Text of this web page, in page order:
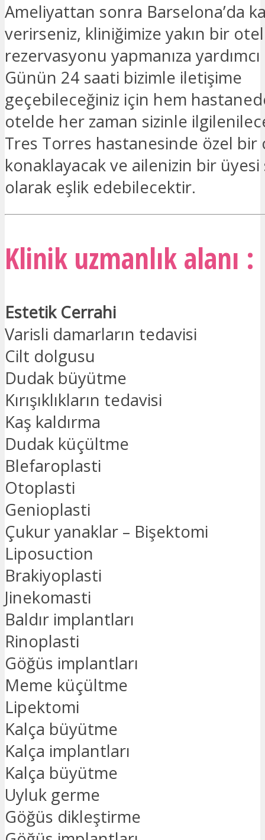
Ameliyattan sonra Barselona’da
verirseniz, kliniğimize yakın bir otel
rezervasyonu yapmanıza
Günün 24 saati bizimle iletişime
geçebileceğiniz için hem
otelde her zaman sizinle
Tres Torres hastanesinde özel bir
konaklayacak ve ailenizin bir
olarak eşlik edebilecektir.
Klinik uzmanlık alanı :
Estetik Cerrahi
Varisli damarların tedavisi
Cilt dolgusu
Dudak büyütme
Kırışıklıkların tedavisi
Kaş kaldırma
Dudak küçültme
Blefaroplasti
Otoplasti
Genioplasti
Çukur yanaklar – Bişektomi
Liposuction
Brakiyoplasti
Jinekomasti
Baldır implantları
Rinoplasti
Göğüs implantları
Meme küçültme
Lipektomi
Kalça büyütme
Kalça implantları
Kalça büyütme
Uyluk germe
Göğüs dikleştirme